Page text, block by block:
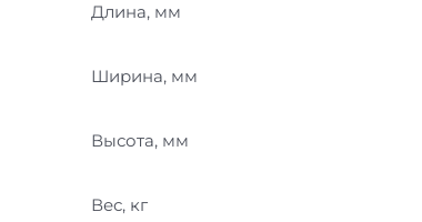
Длина, мм
Ширина, мм
Высота, мм
Вес, кг